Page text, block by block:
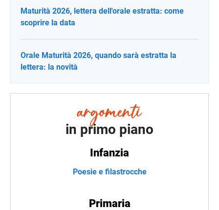
Maturità 2026, lettera dell'orale estratta: come
scoprire la data
Orale Maturità 2026, quando sarà estratta la
lettera: la novità
in primo piano
Infanzia
Poesie e filastrocche
Primaria